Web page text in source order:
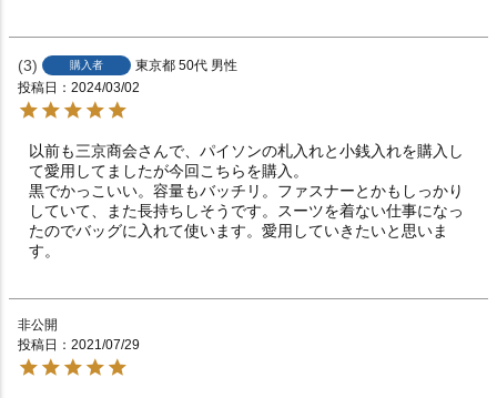
3 購入者 東京都 50代 男性
投稿日
2024/03/02
以前も三京商会さんで、パイソンの札入れと小銭入れを購入し
て愛用してましたが今回こちらを購入。
黒でかっこいい。容量もバッチリ。ファスナーとかもしっかり
していて、また長持ちしそうです。スーツを着ない仕事になっ
たのでバッグに入れて使います。愛用していきたいと思いま
す。
非公開
投稿日
2021/07/29